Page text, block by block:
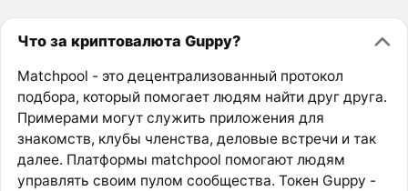
Что за криптовалюта Guppy?
Matchpool - это децентрализованный протокол
подбора, который помогает людям найти друг друга.
Примерами могут служить приложения для
знакомств, клубы членства, деловые встречи и так
далее. Платформы matchpool помогают людям
управлять своим пулом сообщества. Токен Guppy -